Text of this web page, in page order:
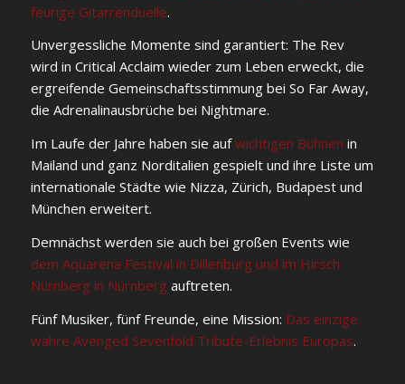
feurige Gitarrenduelle.
Unvergessliche Momente sind garantiert: The Rev
wird in Critical Acclaim wieder zum Leben erweckt, die
ergreifende Gemeinschaftsstimmung bei So Far Away,
die Adrenalinausbrüche bei Nightmare.
Im Laufe der Jahre haben sie aufwichtigen Bühnen in
Mailand und ganz Norditalien gespielt und ihre Liste um
internationale Städte wie Nizza, Zürich, Budapest und
München erweitert.
Demnächst werden sie auch bei großen Events wie
dem Aquarena Festival in Dillenburg und im Hirsch
Nürnberg in Nürnberg auftreten.
Fünf Musiker, fünf Freunde, eine Mission: Das einzige
wahre Avenged Sevenfold Tribute-Erlebnis Europas.